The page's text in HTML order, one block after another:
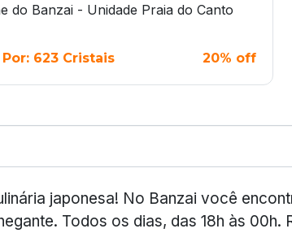
do Banzai - Unidade Praia do Canto
Por: 623 Cristais 20% off
japonesa! No Banzai você
Todos os dias, das 18h às 00h.